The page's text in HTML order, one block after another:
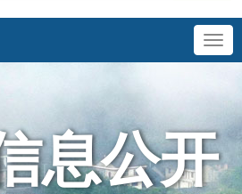
息公开